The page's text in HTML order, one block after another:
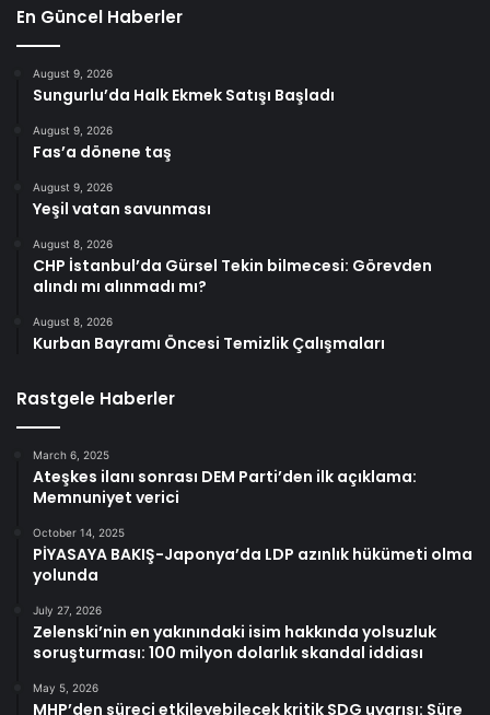
En Güncel Haberler
August 9, 2026
Sungurlu’da Halk Ekmek Satışı Başladı
August 9, 2026
Fas’a dönene taş
August 9, 2026
Yeşil vatan savunması
August 8, 2026
CHP İstanbul’da Gürsel Tekin bilmecesi: Görevden
alındı mı alınmadı mı?
August 8, 2026
Kurban Bayramı Öncesi Temizlik Çalışmaları
Rastgele Haberler
March 6, 2025
Ateşkes ilanı sonrası DEM Parti’den ilk açıklama:
Memnuniyet verici
October 14, 2025
PİYASAYA BAKIŞ-Japonya’da LDP azınlık hükümeti olma
yolunda
July 27, 2026
Zelenski’nin en yakınındaki isim hakkında yolsuzluk
soruşturması: 100 milyon dolarlık skandal iddiası
May 5, 2026
MHP’den süreci etkileyebilecek kritik SDG uyarısı: Süre